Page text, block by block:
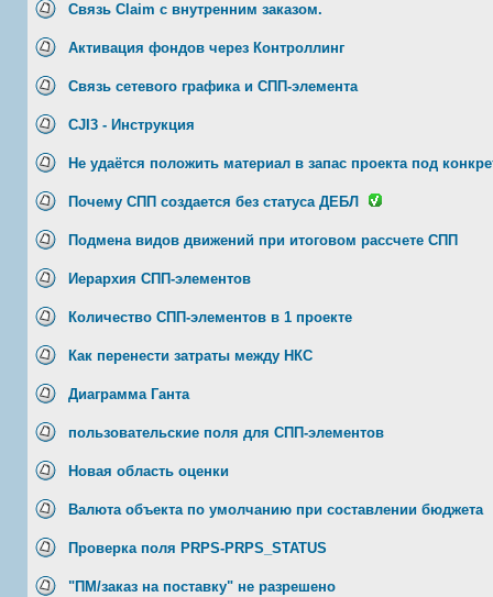
Связь Claim с внутренним заказом.
Активация фондов через Контроллинг
Связь сетевого графика и СПП-элемента
CJI3 - Инструкция
Не удаётся положить материал в запас проекта под
Почему СПП создается без статуса ДЕБЛ
Подмена видов движений при итоговом рассчете СПП
Иерархия СПП-элементов
Количество СПП-элементов в 1 проекте
Как перенести затраты между НКС
Диаграмма Ганта
пользовательские поля для СПП-элементов
Новая область оценки
Валюта объекта по умолчанию при составлении бюджета
Проверка поля PRPS-PRPS_STATUS
"ПМ/заказ на поставку" не разрешено